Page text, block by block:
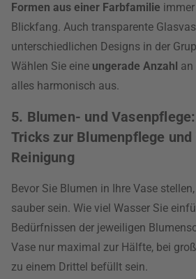
Formen aus einer Farbfamilie
Blickfang. Auch transparente
unterschiedlichen Designs in der
Wählen Sie eine ungerade Anzahl an
alles harmonisch aus.
5. Blumen- und
Tricks zur Blumenpflege und
Reinigung
Bevor Sie Blumen in Ihre Vase
sauber sein. Wie viel Wasser Sie
Bedürfnissen der jeweiligen
Vase nur maximal zur Hälfte, bei
zu einem Drittel befüllt sein.